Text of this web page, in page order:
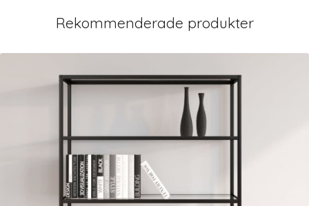
Rekommenderade produkter